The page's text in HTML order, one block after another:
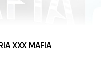
XXX MAFIA